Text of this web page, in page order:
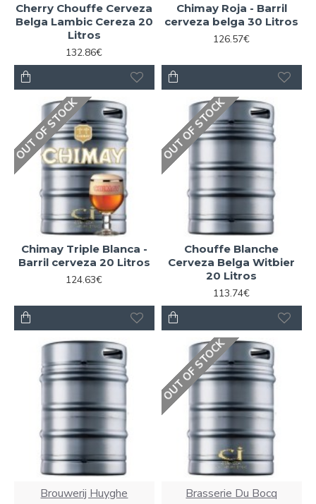
Cherry Chouffe Cerveza
Belga Lambic Cereza 20
Litros
132.86€
Chimay Roja - Barril
cerveza belga 30 Litros
126.57€
OUT OF STOCK
Chimay Triple Blanca -
Barril cerveza 20 Litros
124.63€
OUT OF STOCK
Chouffe Blanche
Cerveza Belga Witbier
20 Litros
113.74€
Brouwerij Huyghe
OUT OF STOCK
Brasserie Du Bocq